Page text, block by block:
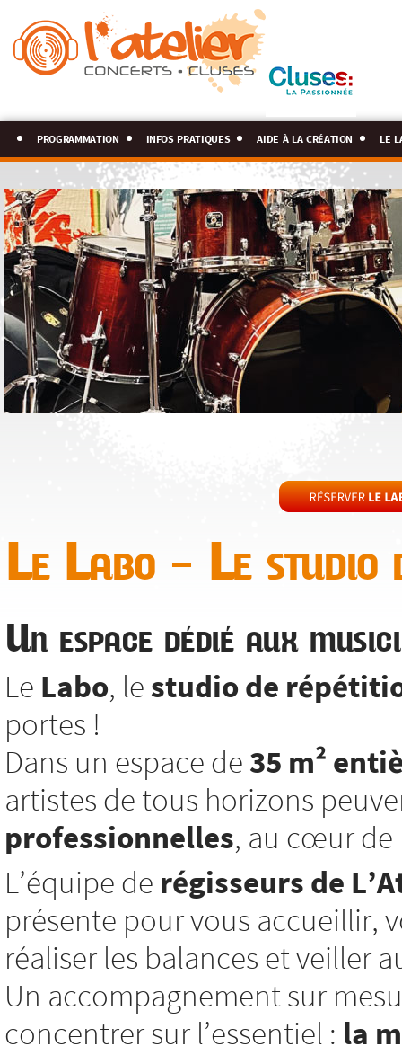
programmation infos pratiques aide à la création le
Le Labo – Le studio
Un espace dédié aux
Le Labo, le studio de
portes !
Dans un espace de 35 m²
artistes de tous horizons
professionnelles, au cœur de
L’équipe de régisseurs de
présente pour vous accueillir,
réaliser les balances et veiller
Un accompagnement sur
concentrer sur l’essentiel : la